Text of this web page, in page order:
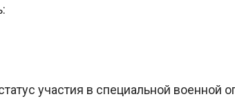
участия в специальной военной